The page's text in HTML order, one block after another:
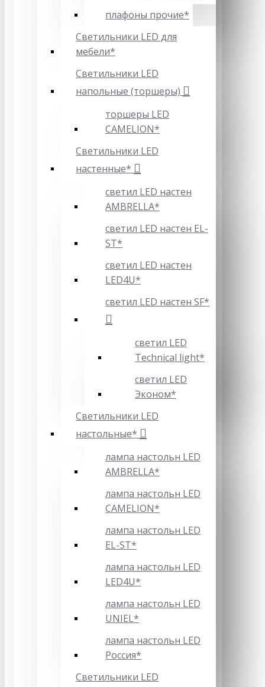
плафоны прочие*
Светильники LED для
мебели*
Светильники LED
напольные (торшеры)
торшеры LED
CAMELION*
Светильники LED
настенные*
светил LED настен
AMBRELLA*
светил LED настен EL-
ST*
светил LED настен
LED4U*
светил LED настен SF*
светил LED
Technical light*
светил LED
Эконом*
Светильники LED
настольные*
лампа настольн LED
AMBRELLA*
лампа настольн LED
CAMELION*
лампа настольн LED
EL-ST*
лампа настольн LED
LED4U*
лампа настольн LED
UNIEL*
лампа настольн LED
Россия*
Светильники LED